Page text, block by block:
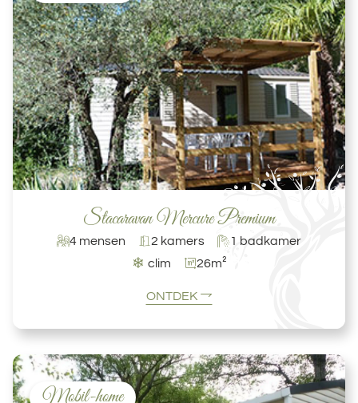
Stacaravan Mercure Premium
4 mensen 2 kamers 1 badkamer
❄ clim 26m²
ONTDEK
Mobil-home